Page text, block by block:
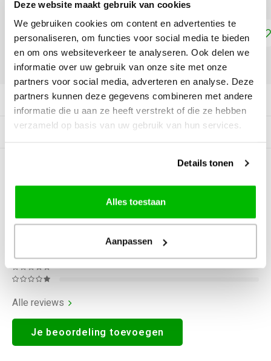
Deze website maakt gebruik van cookies
We gebruiken cookies om content en advertenties te
personaliseren, om functies voor social media te bieden
en om ons websiteverkeer te analyseren. Ook delen we
informatie over uw gebruik van onze site met onze
partners voor social media, adverteren en analyse. Deze
partners kunnen deze gegevens combineren met andere
informatie die u aan ze heeft verstrekt of die ze hebben
verzameld op basis van uw gebruik van hun services.
Details tonen
Alles toestaan
Aanpassen
Toevoegen aan winkelwagen
DELEN:
Productomschrijving
Gerelateerde producten
BEOORDELINGEN
Alle reviews
Je beoordeling toevoegen